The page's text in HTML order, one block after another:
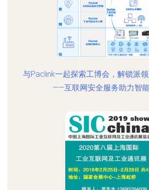
与Paclink一起探索工博会，解锁派
——互联网安全服务助力智